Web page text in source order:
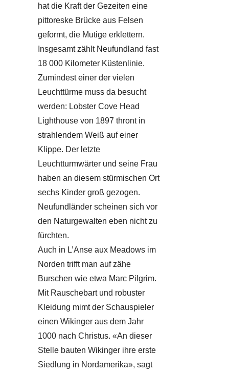
hat die Kraft der Gezeiten eine
pittoreske Brücke aus Felsen
geformt, die Mutige erklettern.
Insgesamt zählt Neufundland fast
18 000 Kilometer Küstenlinie.
Zumindest einer der vielen
Leuchttürme muss da besucht
werden: Lobster Cove Head
Lighthouse von 1897 thront in
strahlendem Weiß auf einer
Klippe. Der letzte
Leuchtturmwärter und seine Frau
haben an diesem stürmischen Ort
sechs Kinder groß gezogen.
Neufundländer scheinen sich vor
den Naturgewalten eben nicht zu
fürchten.
Auch in L’Anse aux Meadows im
Norden trifft man auf zähe
Burschen wie etwa Marc Pilgrim.
Mit Rauschebart und robuster
Kleidung mimt der Schauspieler
einen Wikinger aus dem Jahr
1000 nach Christus. «An dieser
Stelle bauten Wikinger ihre erste
Siedlung in Nordamerika», sagt